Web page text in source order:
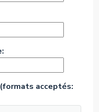
acceptés: